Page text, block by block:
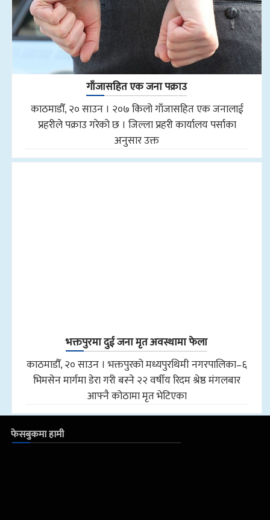
गाँजासहित एक जना पक्राउ
काठमाडौँ, २० साउन । २०७ किलो गाँजासहित एक जनालाई
प्रहरीले पक्राउ गरेको छ । जिल्ला प्रहरी कार्यालय पर्साका
अनुसार उक्त
भक्तपुरमा दुई जना मृत अवस्थामा फेला
काठमाडौँ, २० साउन । भक्तपुरको मध्यपुरथिमी नगरपालिका–६
भिमसेन मार्गमा डेरा गरी बस्ने २२ वर्षीय रिदम श्रेष्ठ मंगलबार
आफ्नै कोठामा मृत भेटिएका
फेसबुकमा हामी